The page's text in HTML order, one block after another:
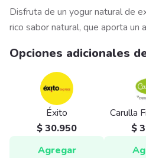
Disfruta de un yogur natural de
rico sabor natural, que aporta un
Opciones adicionales
Éxito
$ 30.950
Agregar
Carulla
$